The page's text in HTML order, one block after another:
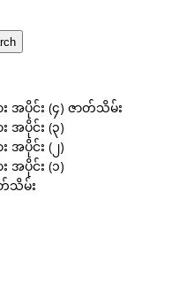
အပိုင်း (၄) ဇာတ်သိမ်း
အပိုင်း (၃)
အပိုင်း (၂)
အပိုင်း (၁)
သိမ်း